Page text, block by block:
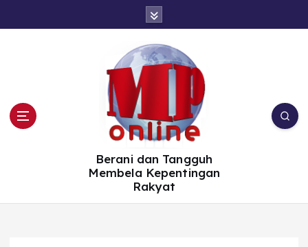
Berani dan Tangguh
Membela Kepentingan
Rakyat